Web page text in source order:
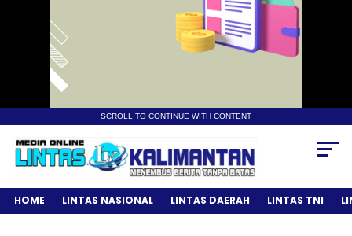
SCROLL TO CONTINUE WITH CONTENT
HOME LINTAS NASIONAL LINTAS DAERAH LINTAS TNI